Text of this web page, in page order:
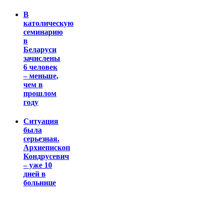
В
католическую
семинарию
в
Беларуси
зачислены
6 человек
– меньше,
чем в
прошлом
году
Ситуация
была
серьезная.
Архиепископ
Кондрусевич
– уже 10
дней в
больнице